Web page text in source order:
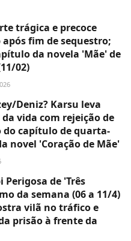
trágica e precoce
após fim de sequestro;
da novela 'Mãe' de
02)
Deniz? Karsu leva
vida com rejeição de
capítulo de quarta-
novel 'Coração de Mãe'
Perigosa de 'Três
da semana (06 a 11/4)
vilã no tráfico e
prisão à frente da